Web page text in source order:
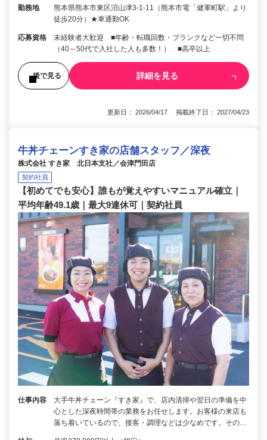
勤務地
熊本県熊本市東区沼山津3-1-11（熊本市電「健軍町駅」より
徒歩20分）★車通勤OK
応募資格
未経験者大歓迎 ■年齢・転職回数・ブランクなど一切不問
（40～50代で入社した人も多数！） ■高卒以上
後で見る 詳細を見る
更新日： 2026/04/17 掲載終了日： 2027/04/23
牛丼チェーンすき家の店舗スタッフ／深夜
株式会社 すき家 北日本支社／会津門田店
契約社員
【初めてでも安心】誰もが覚えやすいマニュアル確立｜
平均年齢49.1歳｜最大9連休可｜契約社員
仕事内容
大手牛丼チェーン『すき家』で、店内清掃や翌日の準備を中
心とした深夜時間帯の業務をお任せします。お客様の来店も
落ち着いているので、接客・調理などは少なめです。その…